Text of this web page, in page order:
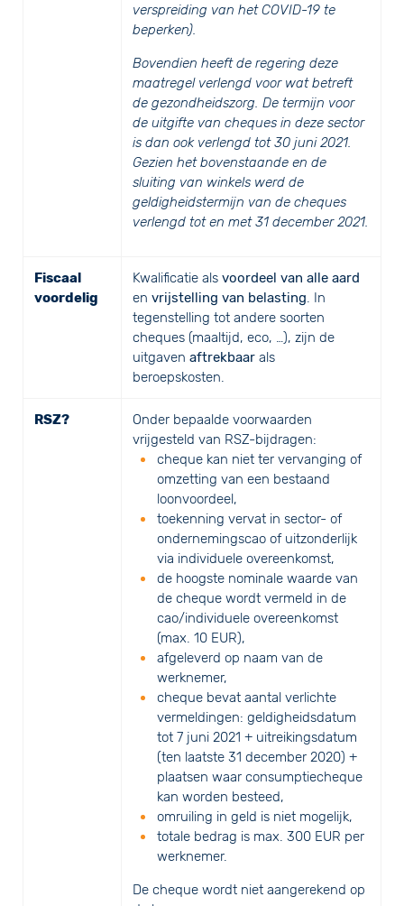
verspreiding van het COVID-19 te
beperken).
Bovendien heeft de regering deze
maatregel verlengd voor wat betreft
de gezondheidszorg. De termijn voor
de uitgifte van cheques in deze sector
is dan ook verlengd tot 30 juni 2021.
Gezien het bovenstaande en de
sluiting van winkels werd de
geldigheidstermijn van de cheques
verlengd tot en met 31 december 2021.
Fiscaal
voordelig
Kwalificatie als voordeel van alle aard
en vrijstelling van belasting. In
tegenstelling tot andere soorten
cheques (maaltijd, eco, …), zijn de
uitgaven aftrekbaar als
beroepskosten.
RSZ?
Onder bepaalde voorwaarden
vrijgesteld van RSZ-bijdragen:
cheque kan niet ter vervanging of
omzetting van een bestaand
loonvoordeel,
toekenning vervat in sector- of
ondernemingscao of uitzonderlijk
via individuele overeenkomst,
de hoogste nominale waarde van
de cheque wordt vermeld in de
cao/individuele overeenkomst
(max. 10 EUR),
afgeleverd op naam van de
werknemer,
cheque bevat aantal verlichte
vermeldingen: geldigheidsdatum
tot 7 juni 2021 + uitreikingsdatum
(ten laatste 31 december 2020) +
plaatsen waar consumptiecheque
kan worden besteed,
omruiling in geld is niet mogelijk,
totale bedrag is max. 300 EUR per
werknemer.
De cheque wordt niet aangerekend op